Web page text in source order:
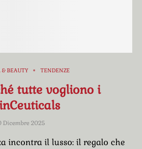
& BEAUTY TENDENZE
tutte vogliono i
Dicembre 2025
incontra il lusso: il regalo che